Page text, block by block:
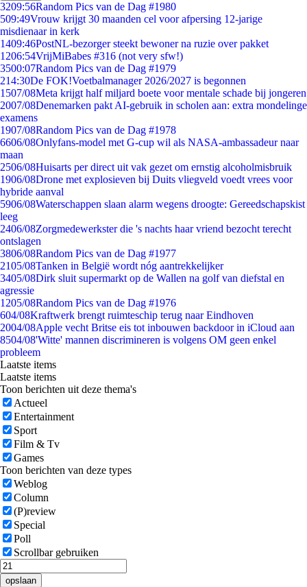
3209:56Random Pics van de Dag #1980
509:49Vrouw krijgt 30 maanden cel voor afpersing 12-jarige
misdienaar in kerk
1409:46PostNL-bezorger steekt bewoner na ruzie over pakket
1206:54VrijMiBabes #316 (not very sfw!)
3500:07Random Pics van de Dag #1979
214:30De FOK!Voetbalmanager 2026/2027 is begonnen
1507/08Meta krijgt half miljard boete voor mentale schade bij jongeren
2007/08Denemarken pakt AI-gebruik in scholen aan: extra mondelinge
examens
1907/08Random Pics van de Dag #1978
6606/08Onlyfans-model met G-cup wil als NASA-ambassadeur naar
maan
2506/08Huisarts per direct uit vak gezet om ernstig alcoholmisbruik
1906/08Drone met explosieven bij Duits vliegveld voedt vrees voor
hybride aanval
5906/08Waterschappen slaan alarm wegens droogte: Gereedschapskist
leeg
2406/08Zorgmedewerkster die 's nachts haar vriend bezocht terecht
ontslagen
3806/08Random Pics van de Dag #1977
2105/08Tanken in België wordt nóg aantrekkelijker
3405/08Dirk sluit supermarkt op de Wallen na golf van diefstal en
agressie
1205/08Random Pics van de Dag #1976
604/08Kraftwerk brengt ruimteschip terug naar Eindhoven
2004/08Apple vecht Britse eis tot inbouwen backdoor in iCloud aan
8504/08'Witte' mannen discrimineren is volgens OM geen enkel
probleem
Laatste items
Laatste items
Toon berichten uit deze thema's
Actueel
Entertainment
Sport
Film & Tv
Games
Toon berichten van deze types
Weblog
Column
(P)review
Special
Poll
Scrollbar gebruiken
opslaan